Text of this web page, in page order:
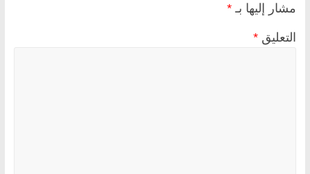
مشار إليها بـ *
التعليق *